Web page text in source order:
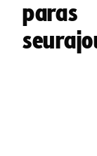
paras